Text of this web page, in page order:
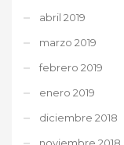
abril 2019
marzo 2019
febrero 2019
enero 2019
diciembre 2018
noviembre 2018